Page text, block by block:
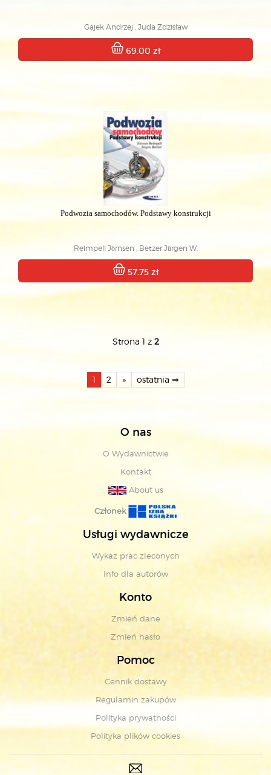
Gajek Andrzej , Juda Zdzisław
69.00 zł
Podwozia samochodów. Podstawy konstrukcji
Reimpell Jörnsen , Betzer Jürgen W.
57.75 zł
Strona 1 z 2
1 2 » ostatnia ⇒
O nas
O Wydawnictwie
Kontakt
About us
Członek
Usługi wydawnicze
Wykaz prac zleconych
Info dla autorów
Konto
Zmień dane
Zmień hasło
Pomoc
Cennik dostawy
Regulamin zakupów
Polityka prywatności
Polityka plików cookies